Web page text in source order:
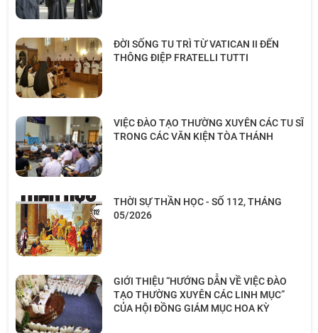
ĐỜI SỐNG TU TRÌ TỪ VATICAN II ĐẾN
THÔNG ĐIỆP FRATELLI TUTTI
VIỆC ĐÀO TẠO THƯỜNG XUYÊN CÁC TU SĨ
TRONG CÁC VĂN KIỆN TÒA THÁNH
THỜI SỰ THẦN HỌC - SỐ 112, THÁNG
05/2026
GIỚI THIỆU “HƯỚNG DẪN VỀ VIỆC ĐÀO
TẠO THƯỜNG XUYÊN CÁC LINH MỤC”
CỦA HỘI ĐỒNG GIÁM MỤC HOA KỲ